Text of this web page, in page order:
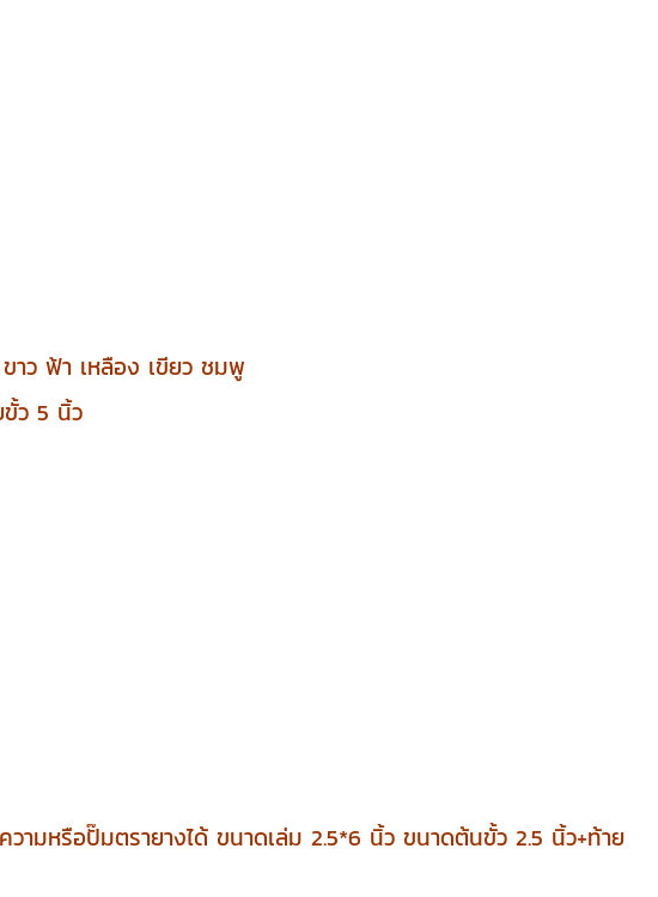
ว ฟ้า เหลือง เขียว ชมพู
ว 5 นิ้ว
ามหรือปั๊มตรายางได้ขนาดเล่ม 2.5*6 นิ้ว ขนาดต้นขั้ว 2.5 นิ้ว+ท้าย